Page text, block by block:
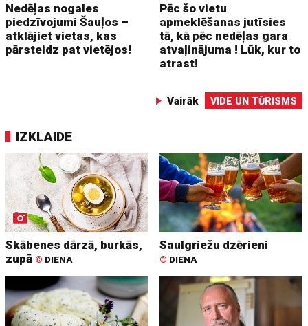
Nedēļas nogales
piedzīvojumi Šauļos –
atklājiet vietas, kas
pārsteidz pat vietējos!
Pēc šo vietu
apmeklēšanas jutīsies
tā, kā pēc nedēļas gara
atvaļinājuma ! Lūk, kur to
atrast!
Vairāk VIDE UN TŪRISMS
IZKLAIDE
Skābenes dārzā, burkās,
zupā © DIENA
Saulgriežu dzērieni
© DIENA